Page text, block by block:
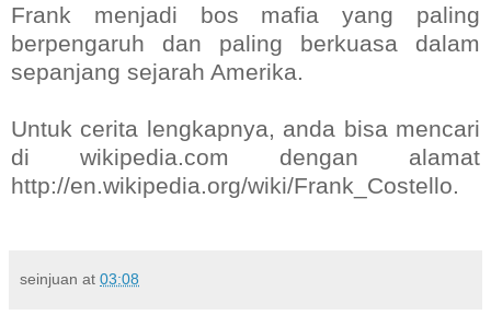
Frank menjadi bos mafia yang paling
berpengaruh dan paling berkuasa dalam
sepanjang sejarah Amerika.
Untuk cerita lengkapnya, anda bisa mencari
di wikipedia.com dengan alamat
http://en.wikipedia.org/wiki/Frank_Costello.
seinjuan at 03:08